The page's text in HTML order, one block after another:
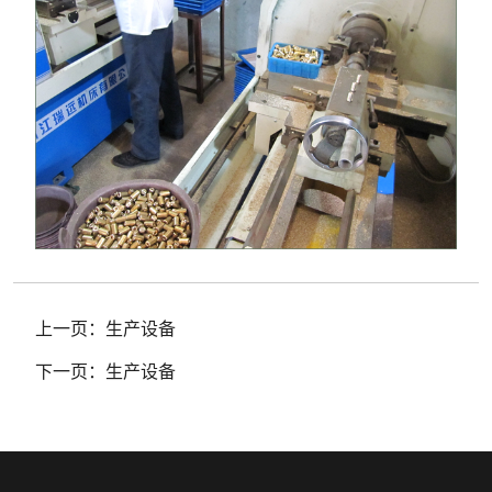
上一页： 生产设备
下一页： 生产设备